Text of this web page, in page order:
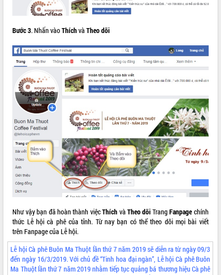
LIÊN KẾT WEB
THỐNG KÊ TRUY CẬP
Hôm nay: 13171
Tất cả:
66025911
Bước 3. Nhấn vàoThíchvàTheo dõi
Như vậy bạn đã hoàn thành việcThích và Theo dõi TrangFanpage chính
thức Lễ hội cà phê của tỉnh. Từ nay bạn có thể theo dõi mọi bài viết
trên Fanpage của Lễ hội.
Lễ hội Cà phê Buôn Ma Thuột lần thứ 7 năm 2019 sẽ diễn ra từ ngày 09/3
đến ngày 16/3/2019. Với chủ đề “Tinh hoa đại ngàn”, Lễ hội Cà phê Buôn
Ma Thuột lần thứ 7 năm 2019 nhằm tiếp tục quảng bá thương hiệu Cà phê